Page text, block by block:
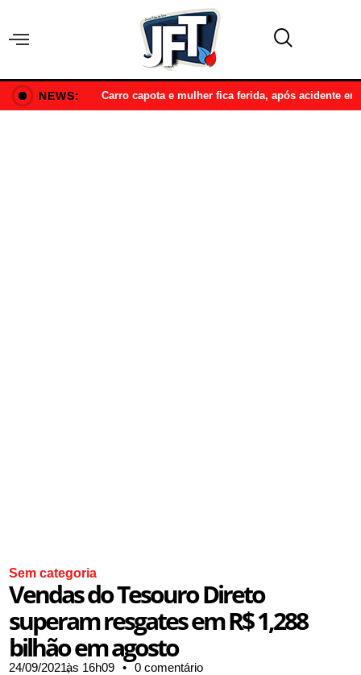
NEWS: Carro capota e mulher fica ferida, após acidente
Sem categoria
Vendas do Tesouro Direto
superam resgates em R$ 1,288
bilhão em agosto
24/09/2021,às 16h09 • 0 comentário